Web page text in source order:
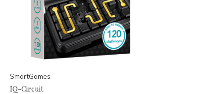
SmartGames
IQ-Circuit